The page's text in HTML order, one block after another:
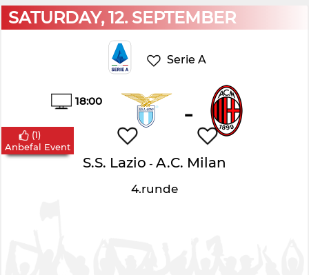
Kontakt
bruger
Log
ind
SATURDAY, 12. SEPTEMBER
Serie A
18:00 -
S.S. Lazio - A.C. Milan
4.runde
(1)
Anbefal Event